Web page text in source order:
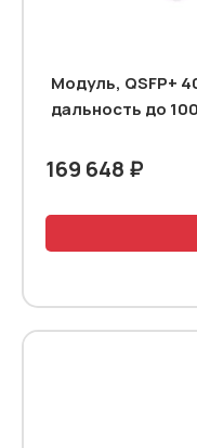
Модуль, QSFP+
дальность до
169 648 ₽